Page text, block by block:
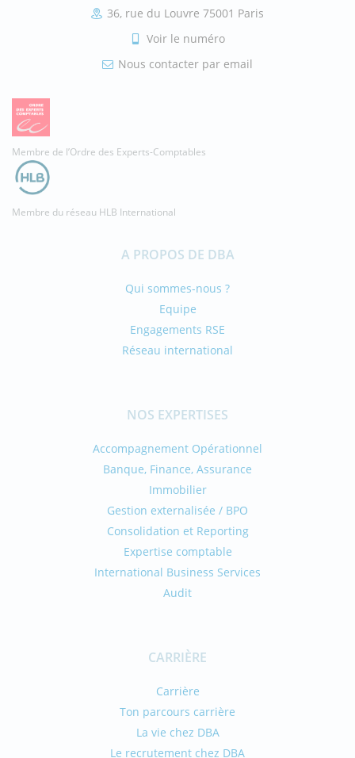
36, rue du Louvre 75001 Paris
Voir le numéro
Nous contacter par email
Membre de l’Ordre des Experts-Comptables
Membre du réseau HLB International
A PROPOS DE DBA
Qui sommes-nous ?
Equipe
Engagements RSE
Réseau international
NOS EXPERTISES
Accompagnement Opérationnel
Banque, Finance, Assurance
Immobilier
Gestion externalisée / BPO
Consolidation et Reporting
Expertise comptable
International Business Services
Audit
CARRIÈRE
Carrière
Ton parcours carrière
La vie chez DBA
Le recrutement chez DBA